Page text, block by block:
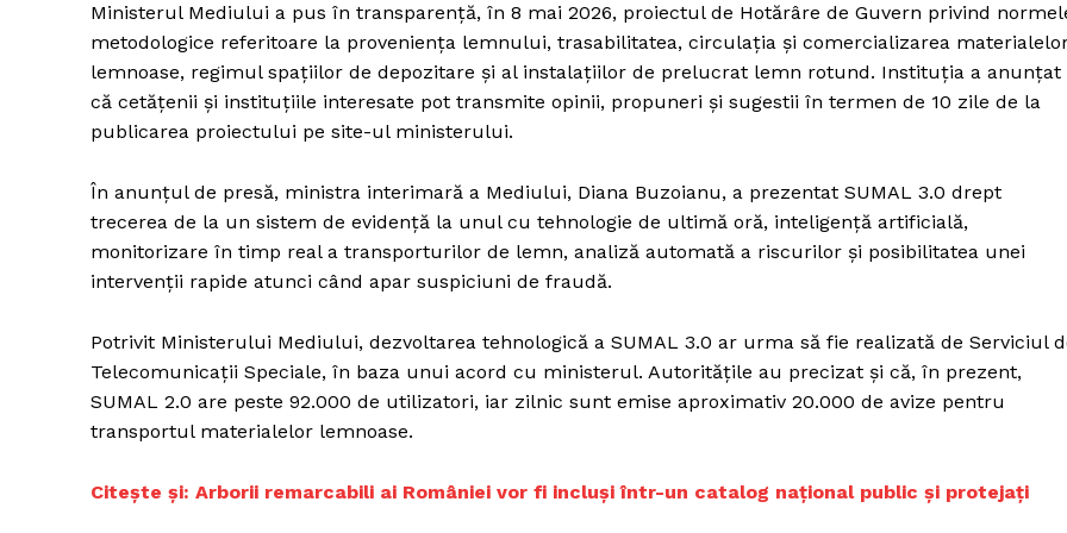
Ministerul Mediului a pus în transparență, în 8 mai 2026, proiectul de Hotărâre de Guvern privind
metodologice referitoare la proveniența lemnului, trasabilitatea, circulația și comercializarea
lemnoase, regimul spațiilor de depozitare și al instalațiilor de prelucrat lemn rotund. Instituția a anunțat
că cetățenii și instituțiile interesate pot transmite opinii, propuneri și sugestii în termen de 10 zile de la
publicarea proiectului pe site-ul ministerului.
În anunțul de presă, ministra interimară a Mediului, Diana Buzoianu, a prezentat SUMAL 3.0 drept
trecerea de la un sistem de evidență la unul cu tehnologie de ultimă oră, inteligență artificială,
monitorizare în timp real a transporturilor de lemn, analiză automată a riscurilor și posibilitatea unei
intervenții rapide atunci când apar suspiciuni de fraudă.
Potrivit Ministerului Mediului, dezvoltarea tehnologică a SUMAL 3.0 ar urma să fie realizată de Serviciul
Telecomunicații Speciale, în baza unui acord cu ministerul. Autoritățile au precizat și că, în prezent,
SUMAL 2.0 are peste 92.000 de utilizatori, iar zilnic sunt emise aproximativ 20.000 de avize pentru
transportul materialelor lemnoase.
Citește și: Arborii remarcabili ai României vor fi incluși într-un catalog național public și protejați